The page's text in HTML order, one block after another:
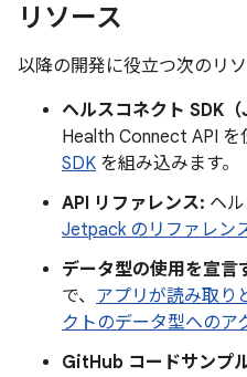
リソース
以降の開発に役立つ次のリ
ヘルスコネクト SDK
Health Connect API
SDK を組み込みます。
API リファレンス: ヘ
Jetpack のリファレン
データ型の使用を宣言
で、 アプリが読み取り
クトのデータ型へのア
GitHub コードサンプ